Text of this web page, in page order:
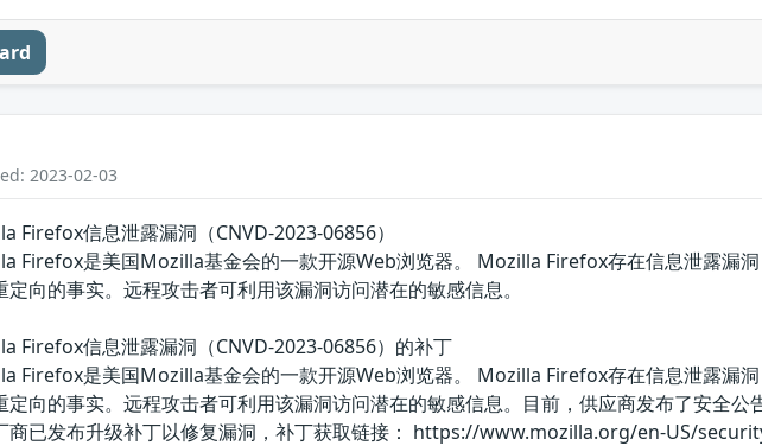
2023-02-03
Firefox信息泄露漏洞（CNVD-2023-06856）
Firefox是美国Mozilla基金会的一款开源Web浏览器。 Mozilla Firefox存在信息泄露漏
定向的事实。远程攻击者可利用该漏洞访问潜在的敏感信息。
Firefox信息泄露漏洞（CNVD-2023-06856）的补丁
Firefox是美国Mozilla基金会的一款开源Web浏览器。 Mozilla Firefox存在信息泄露漏
定向的事实。远程攻击者可利用该漏洞访问潜在的敏感信息。目前，供应商发布了安全公
商已发布升级补丁以修复漏洞，补丁获取链接： https://www.mozilla.org/en-US/